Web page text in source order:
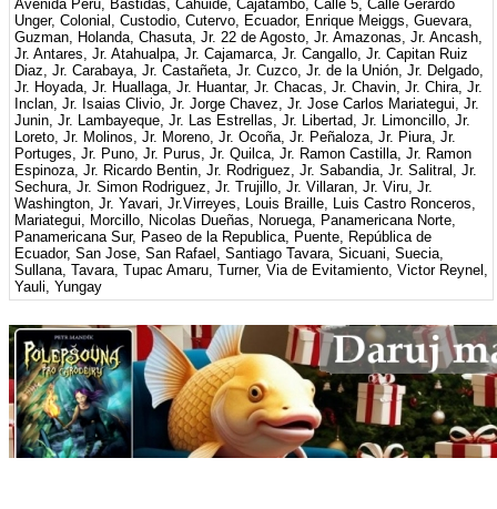
Avenida Peru, Bastidas, Cahuide, Cajatambo, Calle 5, Calle Gerardo
Unger, Colonial, Custodio, Cutervo, Ecuador, Enrique Meiggs, Guevara,
Guzman, Holanda, Chasuta, Jr. 22 de Agosto, Jr. Amazonas, Jr. Ancash,
Jr. Antares, Jr. Atahualpa, Jr. Cajamarca, Jr. Cangallo, Jr. Capitan Ruiz
Diaz, Jr. Carabaya, Jr. Castañeta, Jr. Cuzco, Jr. de la Unión, Jr. Delgado,
Jr. Hoyada, Jr. Huallaga, Jr. Huantar, Jr. Chacas, Jr. Chavin, Jr. Chira, Jr.
Inclan, Jr. Isaias Clivio, Jr. Jorge Chavez, Jr. Jose Carlos Mariategui, Jr.
Junin, Jr. Lambayeque, Jr. Las Estrellas, Jr. Libertad, Jr. Limoncillo, Jr.
Loreto, Jr. Molinos, Jr. Moreno, Jr. Ocoña, Jr. Peñaloza, Jr. Piura, Jr.
Portuges, Jr. Puno, Jr. Purus, Jr. Quilca, Jr. Ramon Castilla, Jr. Ramon
Espinoza, Jr. Ricardo Bentin, Jr. Rodriguez, Jr. Sabandia, Jr. Salitral, Jr.
Sechura, Jr. Simon Rodriguez, Jr. Trujillo, Jr. Villaran, Jr. Viru, Jr.
Washington, Jr. Yavari, Jr.Virreyes, Louis Braille, Luis Castro Ronceros,
Mariategui, Morcillo, Nicolas Dueñas, Noruega, Panamericana Norte,
Panamericana Sur, Paseo de la Republica, Puente, República de
Ecuador, San Jose, San Rafael, Santiago Tavara, Sicuani, Suecia,
Sullana, Tavara, Tupac Amaru, Turner, Via de Evitamiento, Victor Reynel,
Yauli, Yungay